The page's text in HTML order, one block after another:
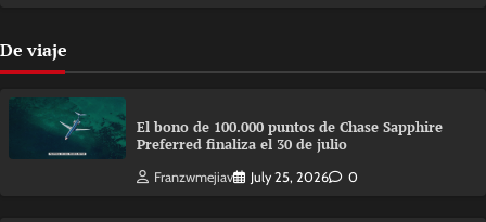
De viaje
El bono de 100.000 puntos de Chase Sapphire
Preferred finaliza el 30 de julio
Franzwmejiav July 25, 2026 0